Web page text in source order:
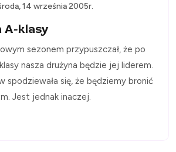
14 września 2005r.
A-klasy
sezonem przypuszczał, że po
nasza drużyna będzie jej liderem.
spodziewała się, że będziemy bronić
Jest jednak inaczej.